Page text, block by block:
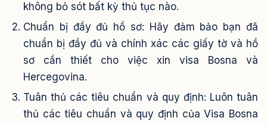
không bỏ sót bất kỳ thủ tục nào.
Chuẩn bị đầy đủ hồ sơ: Hãy đảm bảo bạn đã
chuẩn bị đầy đủ và chính xác các giấy tờ và hồ
sơ cần thiết cho việc xin visa Bosna và
Hercegovina.
Tuân thủ các tiêu chuẩn và quy định: Luôn tuân
thủ các tiêu chuẩn và quy định của Visa Bosna